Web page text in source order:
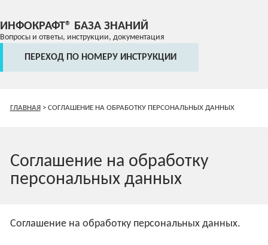
ИНФОКРАФТ® БАЗА ЗНАНИЙ
Вопросы и ответы, инструкции, документация
ПЕРЕХОД ПО НОМЕРУ ИНСТРУКЦИИ
ГЛАВНАЯ> СОГЛАШЕНИЕ НА ОБРАБОТКУ ПЕРСОНАЛЬНЫХ ДАННЫХ
Соглашение на обработку
персональных данных
Соглашение на обработку персональных данных.